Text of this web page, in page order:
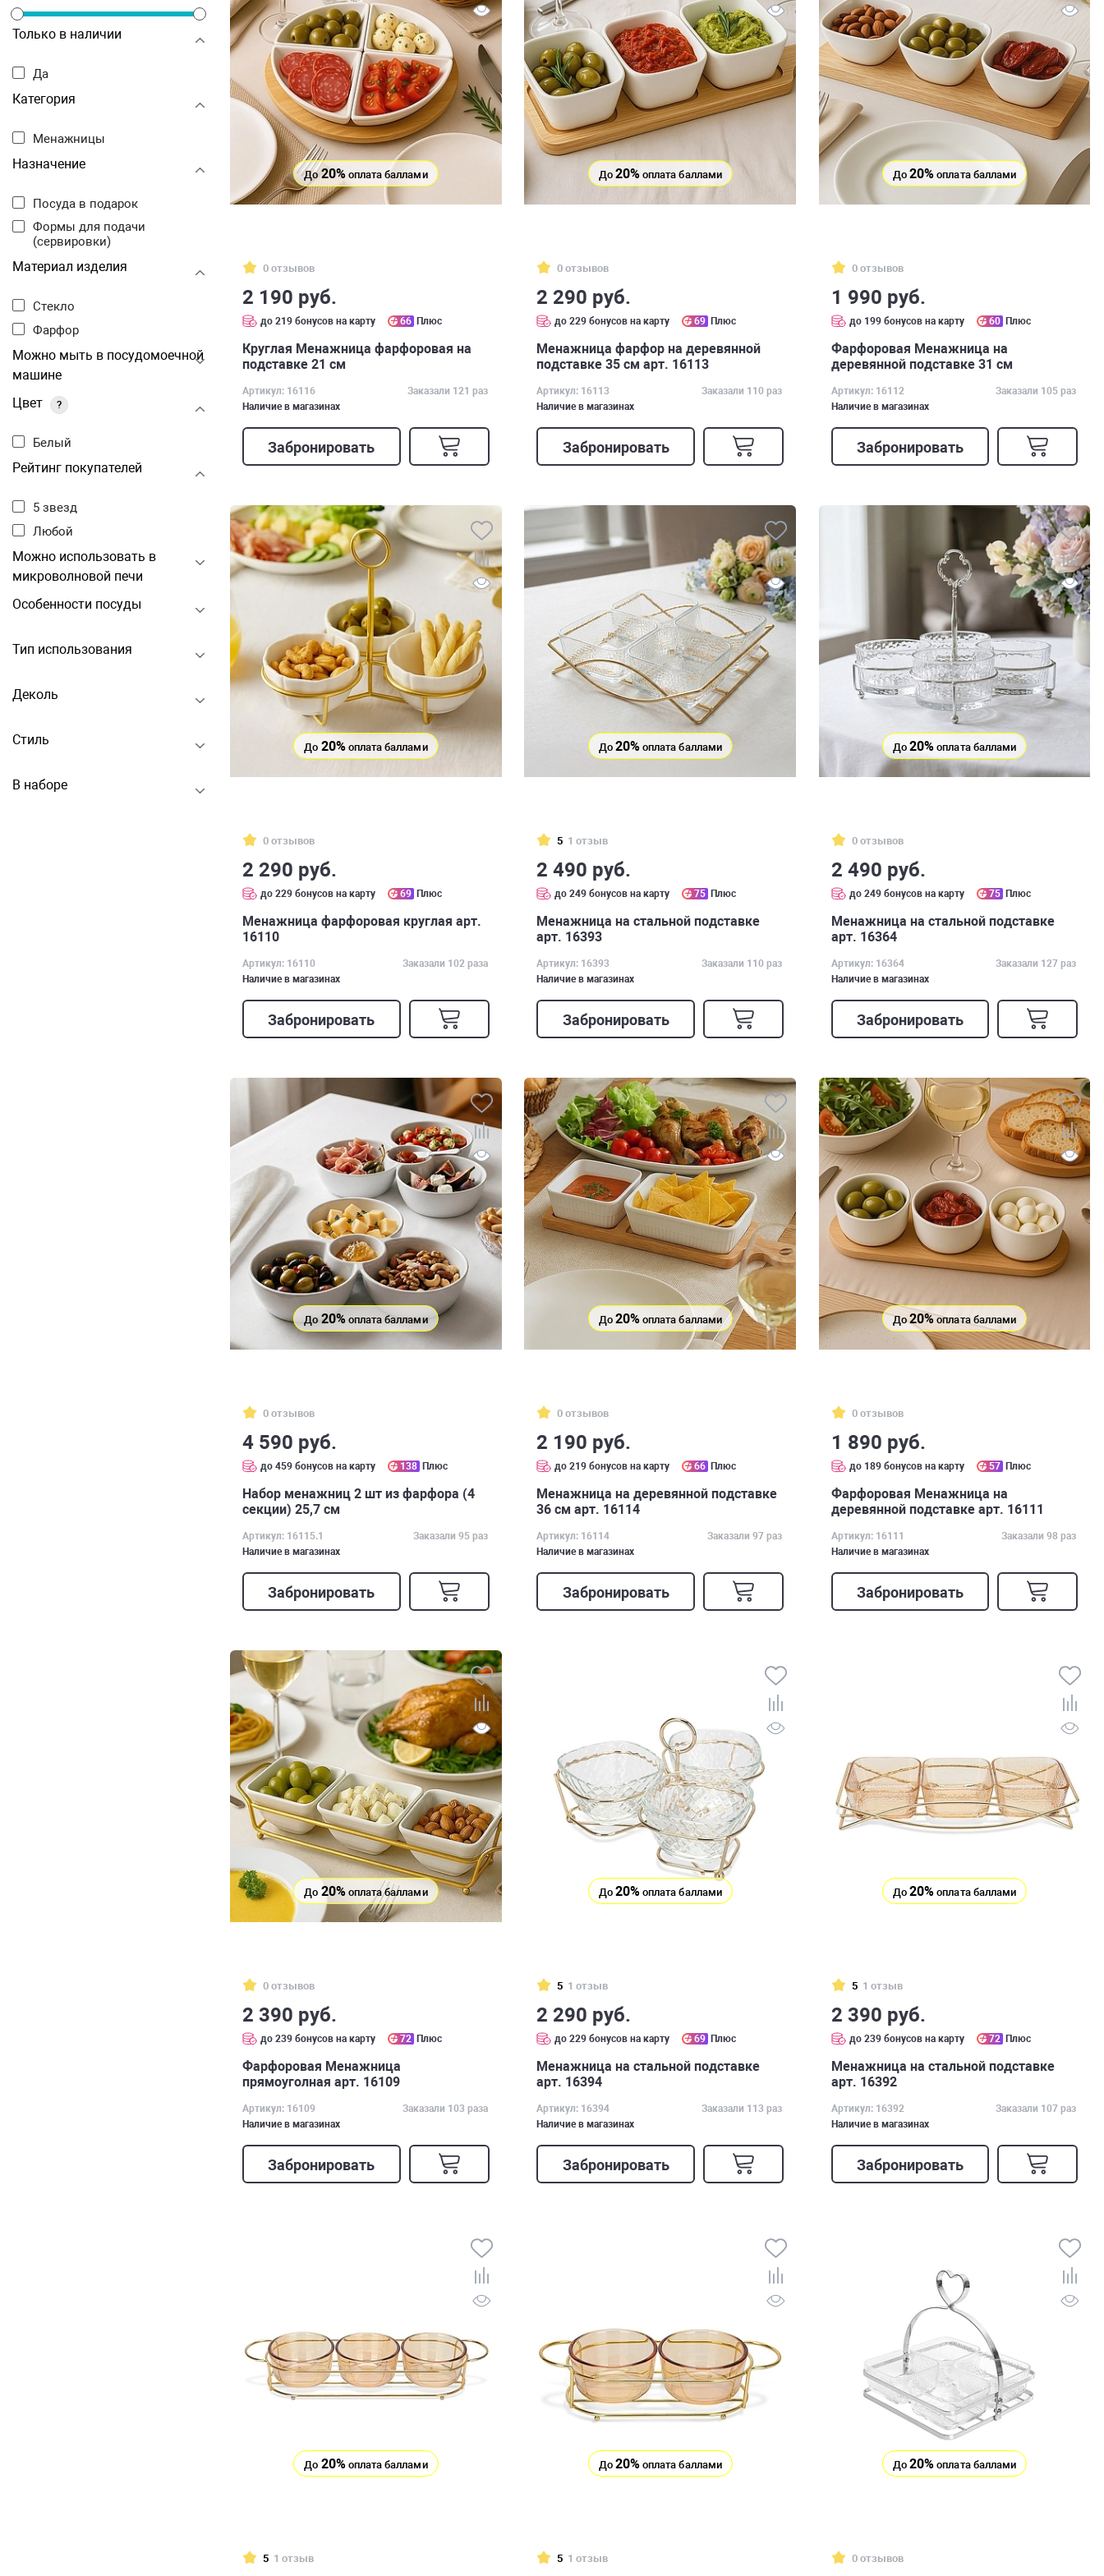
Только в наличии
Да
Категория
Менажницы
Назначение
Посуда в подарок
Формы для подачи
(сервировки)
Материал изделия
Стекло
Фарфор
Можно мыть в посудомоечной
машине
Цвет
?
Белый
Рейтинг покупателей
5 звезд
Любой
Можно использовать в
микроволновой печи
Особенности посуды
Тип использования
Деколь
Стиль
В наборе
До20%оплата баллами
0 отзывов
2 190 руб.
до 219 бонусов на карту 66 Плюс
Круглая Менажница фарфоровая на
подставке 21 см
Артикул: 16116
Заказали 121 раз
Наличие в магазинах
Забронировать
До 20% оплата баллами
0 отзывов
2 290 руб.
до 229 бонусов на карту 69 Плюс
Менажница фарфор на деревянной
подставке 35 см арт. 16113
Артикул: 16113
Заказали 110 раз
Наличие в магазинах
Забронировать
До20% оплата баллами
0 отзывов
1 990 руб.
до 199 бонусов на карту 60 Плюс
Фарфоровая Менажница на
деревянной подставке 31 см
Артикул: 16112
Заказали 105 раз
Наличие в магазинах
Забронировать
До 20% оплата баллами
0 отзывов
2 290 руб.
до 229 бонусов на карту 69 Плюс
Менажница фарфоровая круглая арт.
16110
Артикул: 16110
Заказали 102 раза
Наличие в магазинах
Забронировать
До 20% оплата баллами
5 1 отзыв
2 490 руб.
до 249 бонусов на карту 75 Плюс
Менажница на стальной подставке
арт. 16393
Артикул: 16393
Заказали 110 раз
Наличие в магазинах
Забронировать
До20% оплата баллами
0 отзывов
2 490 руб.
до 249 бонусов на карту 75 Плюс
Менажница на стальной подставке
арт. 16364
Артикул: 16364
Заказали 127 раз
Наличие в магазинах
Забронировать
До 20% оплата баллами
0 отзывов
4 590 руб.
до 459 бонусов на карту 138 Плюс
Набор менажниц 2 шт из фарфора (4
секции) 25,7 см
Артикул: 16115.1
Заказали 95 раз
Наличие в магазинах
Забронировать
До 20% оплата баллами
0 отзывов
2 190 руб.
до 219 бонусов на карту 66 Плюс
Менажница на деревянной подставке
36 см арт. 16114
Артикул: 16114
Заказали 97 раз
Наличие в магазинах
Забронировать
До20%оплата баллами
0 отзывов
1 890 руб.
до 189 бонусов на карту 57 Плюс
Фарфоровая Менажница на
деревянной подставке арт. 16111
Артикул: 16111
Заказали 98 раз
Наличие в магазинах
Забронировать
До 20%оплата баллами
0 отзывов
2 390 руб.
до 239 бонусов на карту 72 Плюс
Фарфоровая Менажница
прямоуголная арт. 16109
Артикул: 16109
Заказали 103 раза
Наличие в магазинах
Забронировать
До 20% оплата баллами
5 1 отзыв
2 290 руб.
до 229 бонусов на карту 69 Плюс
Менажница на стальной подставке
арт. 16394
Артикул: 16394
Заказали 113 раз
Наличие в магазинах
Забронировать
До20% оплата баллами
5 1 отзыв
2 390 руб.
до 239 бонусов на карту 72 Плюс
Менажница на стальной подставке
арт. 16392
Артикул: 16392
Заказали 107 раз
Наличие в магазинах
Забронировать
До 20% оплата баллами
5 1 отзыв
До 20% оплата баллами
5 1 отзыв
До20% оплата баллами
0 отзывов